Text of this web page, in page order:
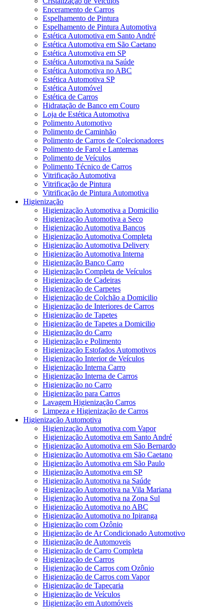
Enceramento de Carros
Espelhamento de Pintura
Espelhamento de Pintura Automotiva
Estética Automotiva em Santo André
Estética Automotiva em São Caetano
Estética Automotiva em SP
Estética Automotiva na Saúde
Estética Automotiva no ABC
Estética Automotiva SP
Estética Automóvel
Estética de Carros
Hidratação de Banco em Couro
Loja de Estética Automotiva
Polimento Automotivo
Polimento de Caminhão
Polimento de Carros de Colecionadores
Polimento de Farol e Lanternas
Polimento de Veículos
Polimento Técnico de Carros
Vitrificação Automotiva
Vitrificação de Pintura
Vitrificação de Pintura Automotiva
Higienização
Higienização Automotiva a Domicilio
Higienização Automotiva a Seco
Higienização Automotiva Bancos
Higienização Automotiva Completa
Higienização Automotiva Delivery
Higienização Automotiva Interna
Higienização Banco Carro
Higienização Completa de Veículos
Higienização de Cadeiras
Higienização de Carpetes
Higienização de Colchão a Domicilio
Higienização de Interiores de Carros
Higienização de Tapetes
Higienização de Tapetes a Domicilio
Higienização do Carro
Higienização e Polimento
Higienização Estofados Automotivos
Higienização Interior de Veículos
Higienização Interna Carro
Higienização Interna de Carros
Higienização no Carro
Higienização para Carros
Lavagem Higienização Carros
Limpeza e Higienização de Carros
Higienização Automotiva
Higienização Automotiva com Vapor
Higienização Automotiva em Santo André
Higienização Automotiva em São Bernardo
Higienização Automotiva em São Caetano
Higienização Automotiva em São Paulo
Higienização Automotiva em SP
Higienização Automotiva na Saúde
Higienização Automotiva na Vila Mariana
Higienização Automotiva na Zona Sul
Higienização Automotiva no ABC
Higienização Automotiva no Ipiranga
Higienização com Ozônio
Higienização de Ar Condicionado Automotivo
Higienização de Automoveis
Higienização de Carro Completa
Higienização de Carros
Higienização de Carros com Ozônio
Higienização de Carros com Vapor
Higienização de Tapeçaria
Higienização de Veículos
Higienização em Automóveis